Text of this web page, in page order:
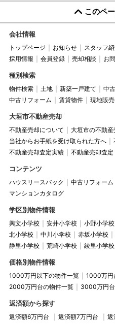
このペ
会社情報
トップページ お知らせ スタッフ
採用情報
会員登録 売却相談 お
種別検索
物件検索 土地 新築一戸建て 中
中古リフォーム
賃貸物件 現地販
大垣市不動産売却
不動産売却について
大垣市の不動
当社からお手紙を受け取られた方へ
不動産売却査定実績
不動産売却査定
コンテンツ
ハウスリースバック 中古リフォーム
マンションカタログ
学区別物件情報
興文小学校 安井小学校 小野小学校
北小学校
中川小学校 赤坂小学校
静里小学校
荒崎小学校 綾里小学校
価格別物件情報
1000万円以下の物件一覧
1000万円
2000万円台の物件一覧
3000万円
返済額から探す
返済額6万円台 返済額7万円台 返